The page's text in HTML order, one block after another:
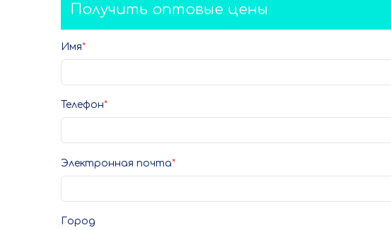
Получить оптовые цены
Имя
Телефон
Электронная почта
Город